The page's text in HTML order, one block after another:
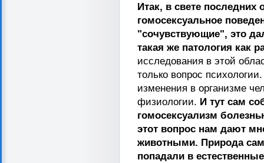
Итак, в свете последних
гомосексуальное
"сочувствующие", это
такая же патология как
исследования в этой
только вопрос
изменения в организме
физиологии. И тут сам
гомосексуализм
этот вопрос нам дают
животными. Природа
попадали в